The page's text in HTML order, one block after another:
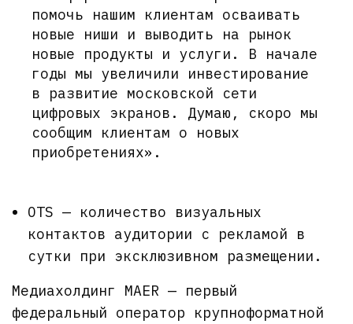
помочь нашим клиентам осваивать
новые ниши и выводить на рынок
новые продукты и услуги. В начале
годы мы увеличили инвестирование
в развитие московской сети
цифровых экранов. Думаю, скоро мы
сообщим клиентам о новых
приобретениях».
OTS — количество визуальных
контактов аудитории с рекламой в
сутки при эксклюзивном размещении.
Медиахолдинг MAER — первый
федеральный оператор крупноформатной